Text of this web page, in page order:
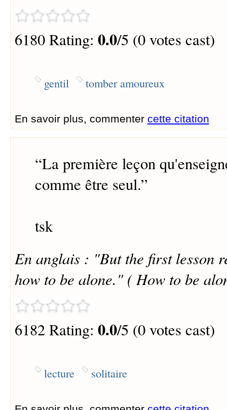
6180 Rating: 0.0/5 (0 votes cast)
gentil tomber amoureux
En savoir plus, commenter cette citation
“La première leçon
comme être seul.”
tsk
En anglais : "But the first lesson
how to be alone." ( How to be
6182 Rating: 0.0/5 (0 votes cast)
lecture solitaire